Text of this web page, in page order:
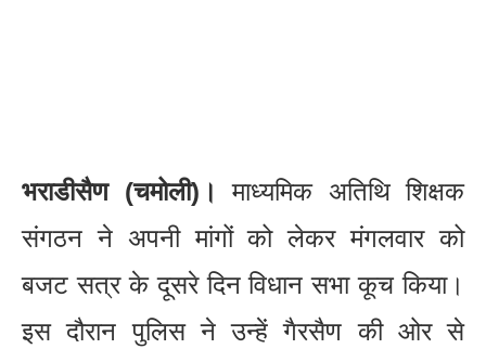
भराडीसैण (चमोली)।
माध्यमिक अतिथि शिक्षक
संगठन ने अपनी मांगों को लेकर मंगलवार को
बजट सत्र के दूसरे दिन विधान सभा कूच किया।
इस दौरान पुलिस ने उन्हें गैरसैण की ओर से